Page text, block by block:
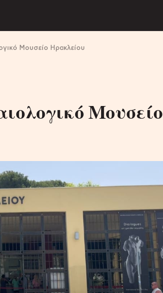
Μουσείο Ηρακλείου
Μουσείο